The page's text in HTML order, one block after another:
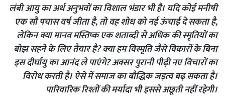
लंबी आयु का अर्थ अनुभवों का विशाल भंडार भी है। यदि कोई मनीषी
एक सौ पचास वर्ष जीता है, तो वह शोध को नई ऊंचाई दे सकता है,
लेकिन क्या मानव मस्तिष्क एक शताब्दी से अधिक की स्मृतियों का
बोझ सहने के लिए तैयार है? क्या हम विस्मृति जैसे विकारों के बिना
इस दीर्घायु का आनंद ले पाएंगे? अक्सर पुरानी पीढ़ी नए विचारों का
विरोध करती है। ऐसे में समाज का बौद्धिक जड़त्व बढ़ सकता है।
पारिवारिक रिश्तों की मर्यादा भी इससे अछूती नहीं रहेगी।